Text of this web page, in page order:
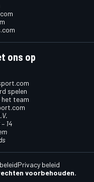
ons op
spelen
team
14
voorbehouden.
Privacy beleid